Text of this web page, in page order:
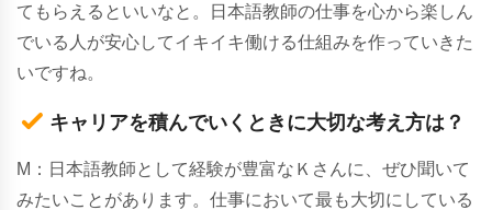
てもらえるといいなと。
日本語教師の仕事を心から楽しん
でいる人が安心してイキイキ働ける仕組みを作っていきた
いですね。
キャリアを積んでいくときに大切な考え方は？
M：日本語教師として経験が豊富なＫさんに、ぜひ聞いて
みたいことがあります。仕事において最も大切にしている